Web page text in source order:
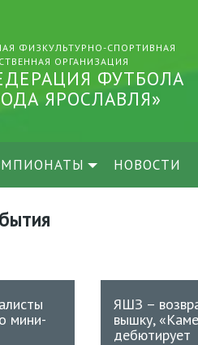
ФИЗКУЛЬТУРНО-СПОРТИВНАЯ
ОРГАНИЗАЦИЯ
ФУТБОЛА
ЯРОСЛАВЛЯ»
НОВОСТИ
мини-
ЯШЗ –
вышку,
дебютирует